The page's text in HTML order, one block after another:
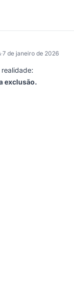
·7 de janeiro de 2026
exclusão.